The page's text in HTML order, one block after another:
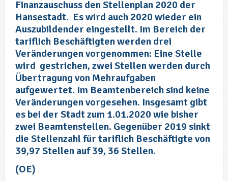
Finanzauschuss den Stellenplan 2020 der
Hansestadt. Es wird auch 2020 wieder ein
Auszubildender eingestellt. Im Bereich der
tariflich Beschäftigten werden drei
Veränderungen vorgenommen: Eine Stelle
wird gestrichen, zwei Stellen werden durch
Übertragung von Mehraufgaben
aufgewertet. Im Beamtenbereich sind keine
Veränderungen vorgesehen. Insgesamt gibt
es bei der Stadt zum 1.01.2020 wie bisher
zwei Beamtenstellen. Gegenüber 2019 sinkt
die Stellenzahl für tariflich Beschäftigte von
39,97 Stellen auf 39, 36 Stellen.
(OE)